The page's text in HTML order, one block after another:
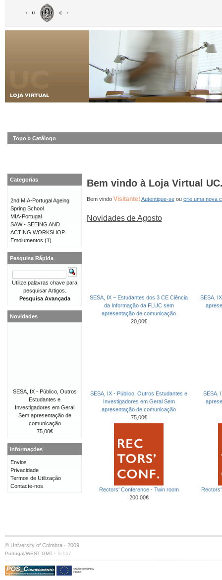
Topo » Catálogo
Bem vindo à Loja Virtual
Bem vindo Visitante! Autentique-se ou crie uma nova
Novidades de Agosto
SESA, IX – Estudantes dos 3 CE Ciência
da Informação da FLUC sem
apresentação de comunicação
20,00€
SESA,
SESA, IX - Público, Outros Estudantes e
Investigadores em Geral Sem
apresentação de comunicação
75,00€
SESA,
Rectors' Conference - Twin room
200,00€
Categorias
2nd MIA-Portugal Ageing
Spring School
MIA-Portugal
SAW - SEEING AND
ACTING WORKSHOP
Emolumentos (1)
Pesquisa Rápida
Utilize palavras chave para
pesquisar Artigos.
Pesquisa Avançada
Novidades
SESA, IX - Público, Outros
Estudantes e
Investigadores em Geral
Sem apresentação de
comunicação
75,00€
Informações
Envios
Privacidade
Termos de Utilização
Contacte-nos
© University of Coimbra · 2009
Portugal/WEST GMT · S:147